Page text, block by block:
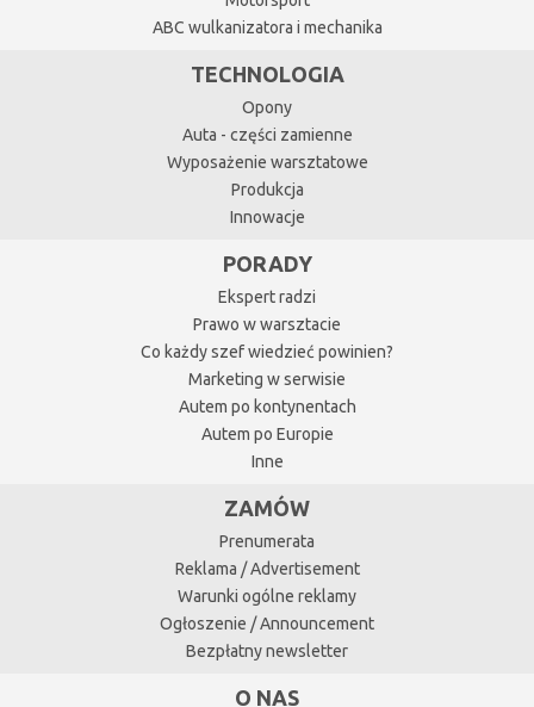
ABC wulkanizatora i mechanika
TECHNOLOGIA
Opony
Auta - części zamienne
Wyposażenie warsztatowe
Produkcja
Innowacje
PORADY
Ekspert radzi
Prawo w warsztacie
Co każdy szef wiedzieć powinien?
Marketing w serwisie
Autem po kontynentach
Autem po Europie
Inne
ZAMÓW
Prenumerata
Reklama / Advertisement
Warunki ogólne reklamy
Ogłoszenie / Announcement
Bezpłatny newsletter
O NAS